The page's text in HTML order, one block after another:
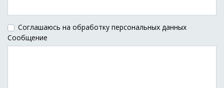
Соглашаюсь на обработку персональных данных
Сообщение